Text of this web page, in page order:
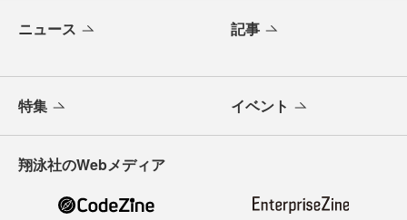
ニュース 記事
特集 イベント
翔泳社のWebメディア